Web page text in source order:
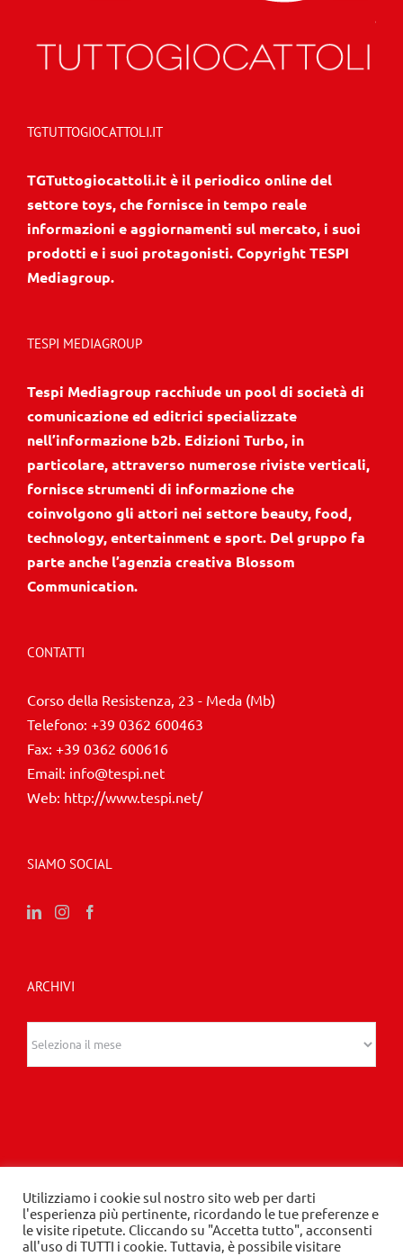
TGTUTTOGIOCATTOLI.IT
TGTuttogiocattoli.it è il periodico online del
settore toys, che fornisce in tempo reale
informazioni e aggiornamenti sul mercato, i suoi
prodotti e i suoi protagonisti. Copyright TESPI
Mediagroup.
TESPI MEDIAGROUP
Tespi Mediagroup racchiude un pool di società di
comunicazione ed editrici specializzate
nell’informazione b2b. Edizioni Turbo, in
particolare, attraverso numerose riviste verticali,
fornisce strumenti di informazione che
coinvolgono gli attori nei settore beauty, food,
technology, entertainment e sport. Del gruppo fa
parte anche l’agenzia creativa Blossom
Communication.
CONTATTI
Corso della Resistenza, 23 - Meda (Mb)
Telefono: +39 0362 600463
Fax: +39 0362 600616
Email: info@tespi.net
Web: http://www.tespi.net/
SIAMO SOCIAL
ARCHIVI
© 2020 Edizioni Turbo by Tespi Mediagroup -
Direttore: Angelo Frigerio -Privacy Policy-Cookie
Utilizziamo i cookie sul nostro sito web per darti
l'esperienza più pertinente, ricordando le tue preferenze e
le visite ripetute. Cliccando su "Accetta tutto", acconsenti
all'uso di TUTTI i cookie. Tuttavia, è possibile visitare